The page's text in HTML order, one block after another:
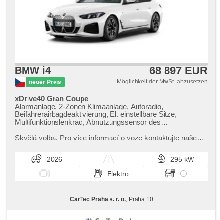
Reifendrucksensor, Abnutzungssensor des Bremsbelages,
Vorderlichter LED, Heck LED Leuchte, Nebelscheinwerfer,
USB, Autoradio, digitální příjem rádia (DAB),
Außenthermometer, zadní loketní opěrka,
Innenthermometer, Getönte Scheiben, zatmavená zadní
BMW i4
neuer Preis
68 897 EUR
Möglichkeit der MwSt. abzusetzen
xDrive40 Gran Coupe
Alarmanlage, 2-Zonen Klimaanlage, Autoradio,
Beifahrerairbagdeaktivierung, El. einstellbare Sitze,
Multifunktionslenkrad, Abnutzungssensor des
zatmavená zadní skla, el. tažné zařízení, bezklíčové
Fahrgestell Steifheitsregelung, Blind Spot Anzeige, LED
denní svícení
Skvělá volba. Pro více informací o voze kontaktujte naše
pondělí do pátku,​ vždy o...
2026
295 kW
Elektro
CarTec Praha s. r. o., Praha 10